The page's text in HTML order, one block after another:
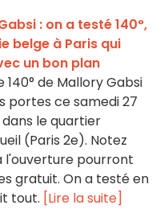
: on a testé 140°,
belge à Paris qui
un bon plan
140° de Mallory Gabsi
portes ce samedi 27
dans le quartier
(Paris 2e). Notez
l'ouverture pourront
gratuit. On a testé en
tout. [Lire la suite]